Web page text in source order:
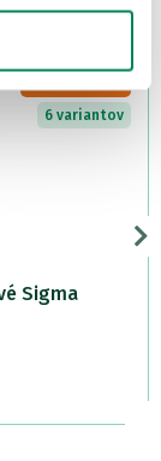
6 variantov
Sigma